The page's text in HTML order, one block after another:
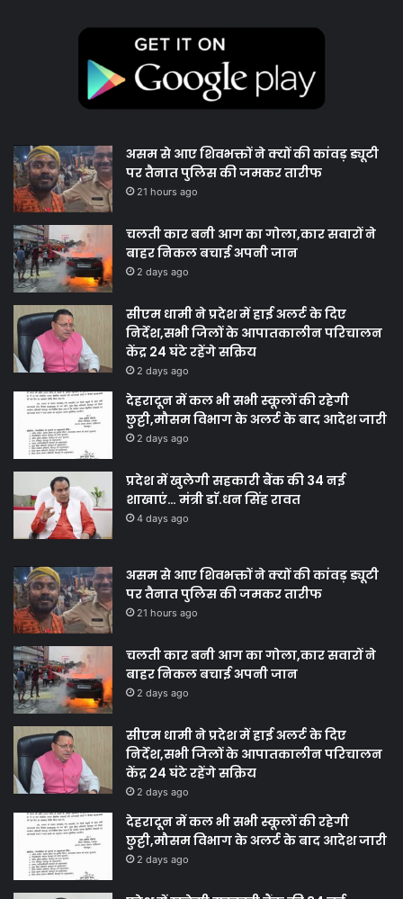
असम से आए शिवभक्तों ने क्यों की कांवड़ ड्यूटी
पर तैनात पुलिस की जमकर तारीफ
21 hours ago
चलती कार बनी आग का गोला,कार सवारों ने
बाहर निकल बचाई अपनी जान
2 days ago
सीएम धामी ने प्रदेश में हाई अलर्ट के दिए
निर्देश,सभी जिलों के आपातकालीन परिचालन
केंद्र 24 घंटे रहेंगे सक्रिय
2 days ago
देहरादून में कल भी सभी स्कूलों की रहेगी
छुट्टी,मौसम विभाग के अलर्ट के बाद आदेश जारी
2 days ago
प्रदेश में खुलेगी सहकारी बैंक की 34 नई
शाखाएं… मंत्री डाॅ.धन सिंह रावत
4 days ago
असम से आए शिवभक्तों ने क्यों की कांवड़ ड्यूटी
पर तैनात पुलिस की जमकर तारीफ
21 hours ago
चलती कार बनी आग का गोला,कार सवारों ने
बाहर निकल बचाई अपनी जान
2 days ago
सीएम धामी ने प्रदेश में हाई अलर्ट के दिए
निर्देश,सभी जिलों के आपातकालीन परिचालन
केंद्र 24 घंटे रहेंगे सक्रिय
2 days ago
देहरादून में कल भी सभी स्कूलों की रहेगी
छुट्टी,मौसम विभाग के अलर्ट के बाद आदेश जारी
2 days ago